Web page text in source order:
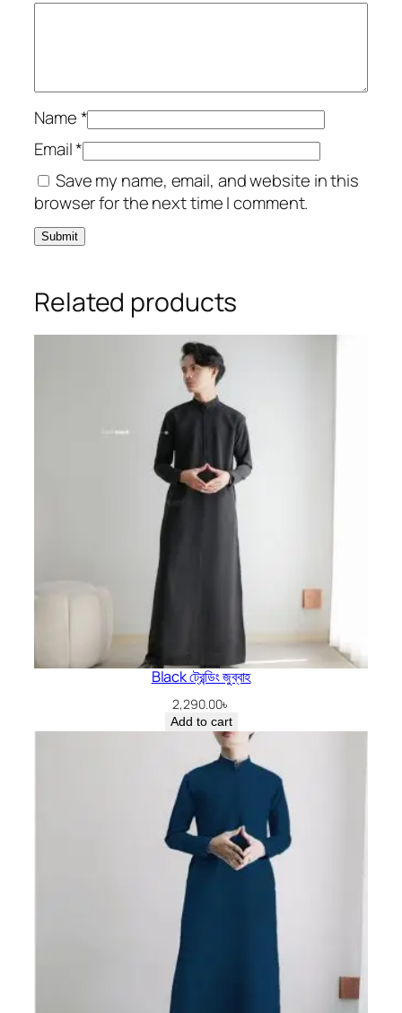
t
Name*
Email*
Save my name, email, and website in this
browser for the next time I comment.
Related products
Black ট্রেন্ডিং জুব্বাহ
2,290.00৳
Add to cart